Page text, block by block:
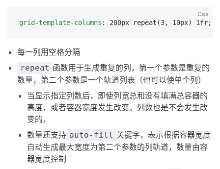
Css
grid-template-columns : 200px repeat(3, 10px) 1fr;
每一列用空格分隔
repeat 函数用于生成重复的列，第一个参数是重复的
数量，第二个参数是一个轨道列表（也可以使单个列）
当显示指定列数后，即使列宽总和没有填满总容器的
高度，或者容器宽度发生改变，列数也是不会发生改
变的，
数量还支持 auto-fill 关键字，表示根据容器宽度
自动生成最大宽度为第二个参数的列轨道，数量由容
器宽度控制